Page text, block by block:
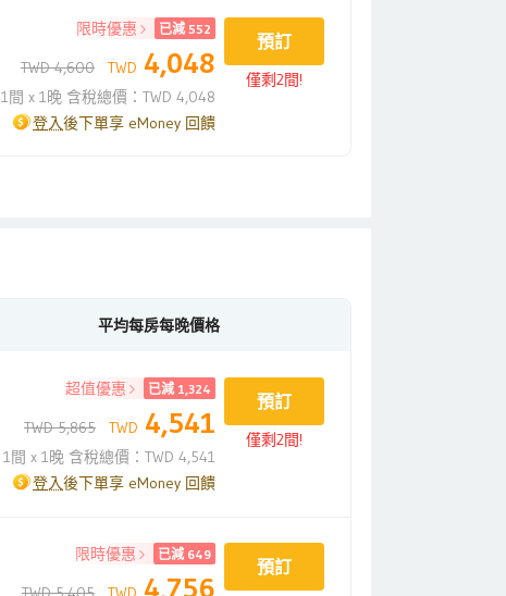
限時優惠 已減 552
TWD 4,600 TWD 4,048
1間 x 1晚 含稅總價：TWD 4,048
登入後下單享 eMoney 回饋
預訂
僅剩2間!
平均每房每晚價格
超值優惠 已減 1,324
TWD 5,865 TWD 4,541
1間 x 1晚 含稅總價：TWD 4,541
登入後下單享 eMoney 回饋
預訂
僅剩2間!
限時優惠 已減 649
4,756
預訂